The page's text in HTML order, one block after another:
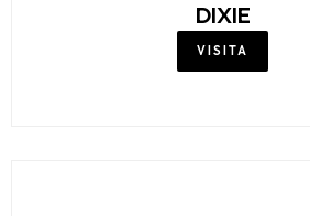
DIXIE
VISITA